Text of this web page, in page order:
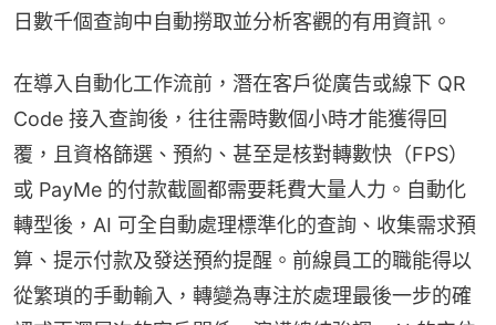
日數千個查詢中自動撈取並分析客觀的有用資訊。
在導入自動化工作流前，潛在客戶從廣告或線下 QR
Code 接入查詢後，往往需時數個小時才能獲得回
覆，且資格篩選、預約、甚至是核對轉數快（FPS）
或 PayMe 的付款截圖都需要耗費大量人力。自動化
轉型後，AI 可全自動處理標準化的查詢、收集需求預
算、提示付款及發送預約提醒。前線員工的職能得以
從繁瑣的手動輸入，轉變為專注於處理最後一步的確